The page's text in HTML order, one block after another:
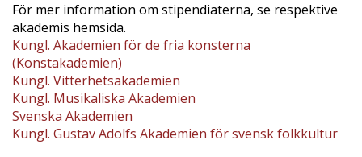
För mer information om stipendiaterna, se respektive
akademis hemsida.
Kungl. Akademien för de fria konsterna
(Konstakademien)
Kungl. Vitterhetsakademien
Kungl. Musikaliska Akademien
Svenska Akademien
Kungl. Gustav Adolfs Akademien för svensk folkkultur